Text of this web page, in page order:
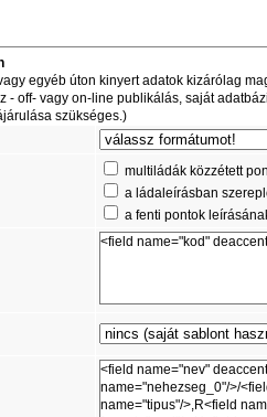
egyéb úton kinyert adatok kizárólag
- off- vagy on-line publikálás, saját
szükséges.)
multiládák közzétett
a ládaleírásban
a fenti pontok